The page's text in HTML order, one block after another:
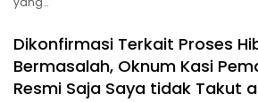
Dikonfirmasi Terkait Proses
Bermasalah, Oknum Kasi
Resmi Saja Saya tidak Takut